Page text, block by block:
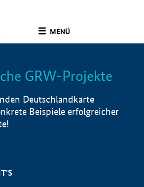
MENÜ
Info
GRW-Projekte
Deutschlandkarte
Beispiele erfolgreicher